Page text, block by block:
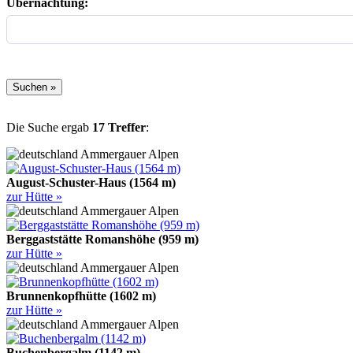
Übernachtung:
Die Suche ergab 17 Treffer:
Ammergauer Alpen
August-Schuster-Haus (1564 m)
zur Hütte »
Ammergauer Alpen
Berggaststätte Romanshöhe (959 m)
zur Hütte »
Ammergauer Alpen
Brunnenkopfhütte (1602 m)
zur Hütte »
Ammergauer Alpen